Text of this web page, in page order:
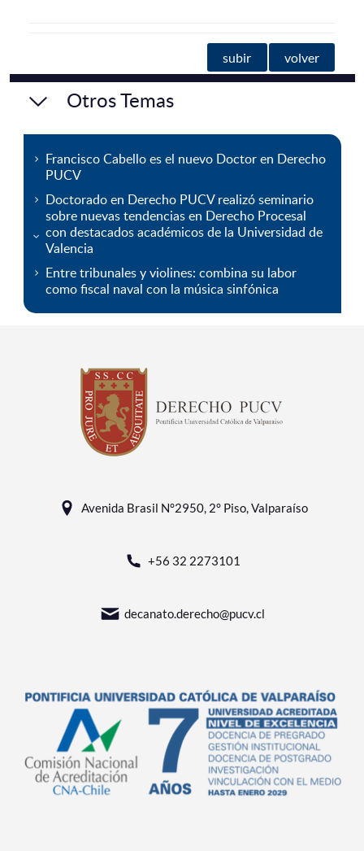
subir volver
Otros Temas
Francisco Cabello es el nuevo Doctor en Derecho
PUCV
Doctorado en Derecho PUCV realizó seminario
sobre nuevas tendencias en Derecho Procesal
con destacados académicos de la Universidad de
Valencia
Entre tribunales y violines: combina su labor
como fiscal naval con la música sinfónica
Avenida Brasil N°2950, 2° Piso, Valparaíso
+56 32 2273101
decanato.derecho@pucv.cl